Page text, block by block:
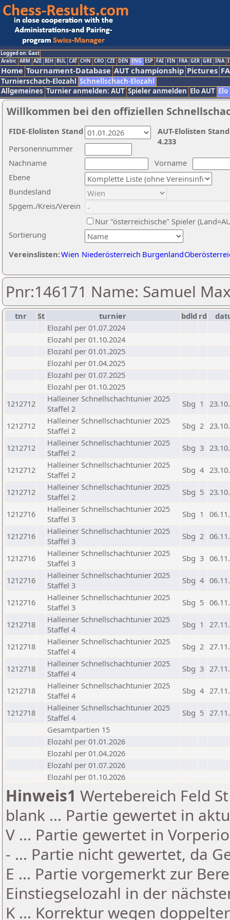
Logged on: Gast
Arabic ARM AZE BIH BUL CAT CHN CRO CZE DEN ENG ESP FAI FIN FRA GER GRE INA
Home Tournament-Database AUT championship Pictures
Turnierschach-Elozahl Schnellschach-Elozahl
Allgemeines Turnier anmelden: AUT Spieler anmelden Elo AUT
Willkommen bei den offiziellen
Nachname
Vorname
Ebene
Sortierung
Personennummer
Bundesland
Spgem./Kreis/Verein
Nur "österreichische" Spieler
Vereinslisten:Wien Niederösterreich Burgenland
AUT-Elolisten
4.233
FIDE-Elolisten Stand
Pnr:146171 Name: Samuel
tnr St turnier bdld rd
Elozahl per 01.07.2024
Elozahl per 01.10.2024
Elozahl per 01.01.2025
Elozahl per 01.04.2025
Elozahl per 01.07.2025
Elozahl per 01.10.2025
1212712
Halleiner Schnellschachtunier 2025
Staffel 2
Sbg 1
1212712
Halleiner Schnellschachtunier 2025
Staffel 2
Sbg 2
1212712
Halleiner Schnellschachtunier 2025
Staffel 2
Sbg 3
1212712
Halleiner Schnellschachtunier 2025
Staffel 2
Sbg 4
1212712
Halleiner Schnellschachtunier 2025
Staffel 2
Sbg 5
1212716
Halleiner Schnellschachtunier 2025
Staffel 3
Sbg 1
1212716
Halleiner Schnellschachtunier 2025
Staffel 3
Sbg 2
1212716
Halleiner Schnellschachtunier 2025
Staffel 3
Sbg 3
1212716
Halleiner Schnellschachtunier 2025
Staffel 3
Sbg 4
1212716
Halleiner Schnellschachtunier 2025
Staffel 3
Sbg 5
1212718
Halleiner Schnellschachtunier 2025
Staffel 4
Sbg 1
1212718
Halleiner Schnellschachtunier 2025
Staffel 4
Sbg 2
1212718
Halleiner Schnellschachtunier 2025
Staffel 4
Sbg 3
1212718
Halleiner Schnellschachtunier 2025
Staffel 4
Sbg 4
1212718
Halleiner Schnellschachtunier 2025
Staffel 4
Sbg 5
Gesamtpartien 15
Elozahl per 01.01.2026
Elozahl per 01.04.2026
Elozahl per 01.07.2026
Elozahl per 01.10.2026
Hinweis1 Wertebereich Feld
blank ... Partie gewertet in
V ... Partie gewertet in
- ... Partie nicht gewertet, da
E ... Partie vorgemerkt zur
Einstiegselozahl in der
K ... Korrektur wegen